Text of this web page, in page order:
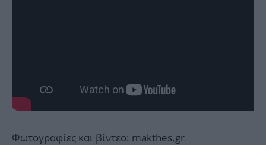
Φωτογραφίες και βίντεο: makthes.gr